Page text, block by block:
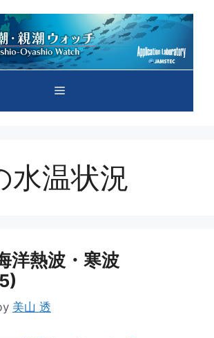
メ
ュ
水温状況
洋熱波・寒波
美山 透